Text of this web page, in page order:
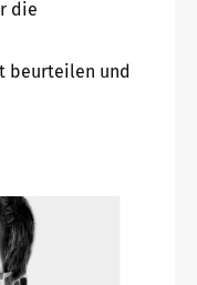
die
beurteilen und